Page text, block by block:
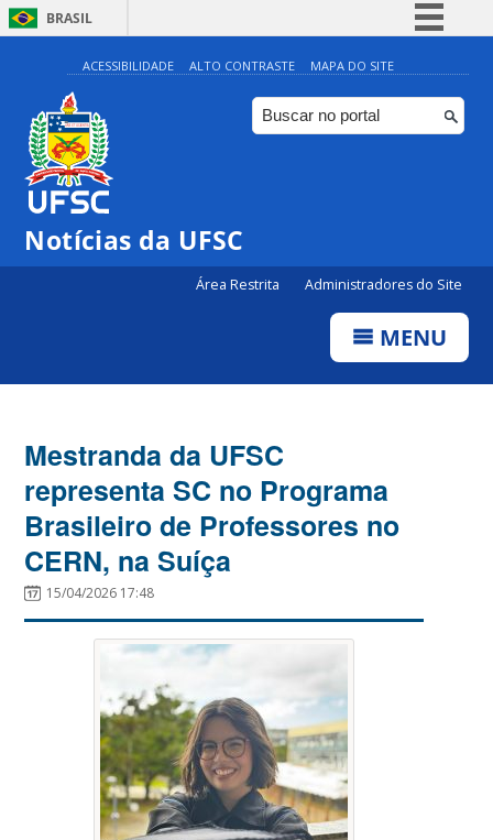
BRASIL
Simplifique!
Comunica BR
Participe
ACESSIBILIDADE ALTO CONTRASTE MAPA DO SITE
Notícias da UFSC
Área Restrita Administradores do Site
MENU
Mestranda da UFSC
representa SC no Programa
Brasileiro de Professores no
CERN, na Suíça
15/04/2026 17:48